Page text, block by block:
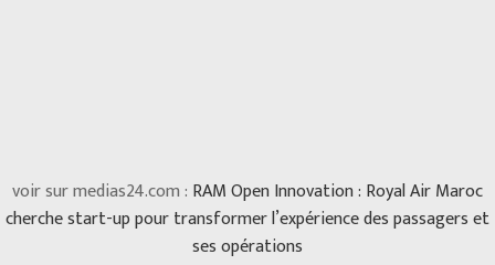
voir sur medias24.com : RAM Open Innovation : Royal Air Maroc
cherche start-up pour transformer l’expérience des passagers et
ses opérations